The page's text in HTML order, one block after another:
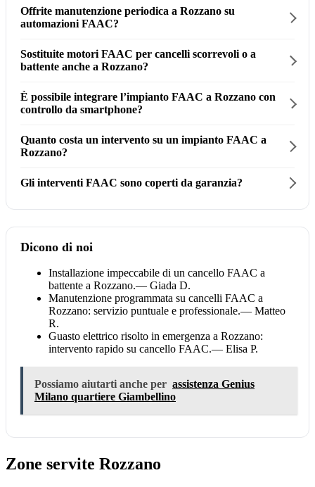
Offrite manutenzione periodica a Rozzano su
automazioni FAAC?
Sostituite motori FAAC per cancelli scorrevoli o a
battente anche a Rozzano?
È possibile integrare l’impianto FAAC a Rozzano con
controllo da smartphone?
Quanto costa un intervento su un impianto FAAC a
Rozzano?
Gli interventi FAAC sono coperti da garanzia?
Dicono di noi
Installazione impeccabile di un cancello FAAC a
battente a Rozzano.— Giada D.
Manutenzione programmata su cancelli FAAC a
Rozzano: servizio puntuale e professionale.— Matteo
R.
Guasto elettrico risolto in emergenza a Rozzano:
intervento rapido su cancello FAAC.— Elisa P.
Possiamo aiutarti anche per assistenza Genius
Milano quartiere Giambellino
Zone servite Rozzano